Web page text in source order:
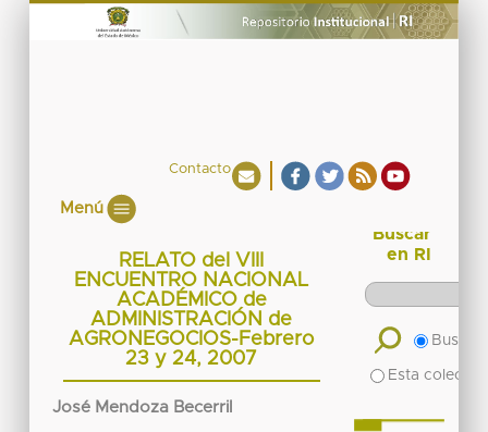
Contacto
Menú
RELATO del VIII
ENCUENTRO NACIONAL
ACADÉMICO de
ADMINISTRACIÓN de
AGRONEGOCIOS-Febrero
23 y 24, 2007
José Mendoza Becerril
Buscar
en RI
Buscar
Esta